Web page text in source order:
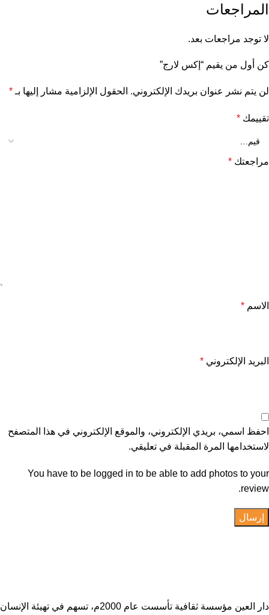
المراجعات
لا توجد مراجعات بعد.
كن أول من يقيم “إكس لارج”
لن يتم نشر عنوان بريدك الإلكتروني. الحقول الإلزامية مشار إليها بـ *
تقييمك *
مراجعتك *
الاسم *
البريد الإلكتروني *
احفظ اسمي، بريدي الإلكتروني، والموقع الإلكتروني في هذا المتصفح
لاستخدامها المرة المقبلة في تعليقي.
You have to be logged in to be able to add photos to your
review.
دار العين مؤسسة ثقافية تأسست عام 2000م، تسهم في تهيئة الإنسان